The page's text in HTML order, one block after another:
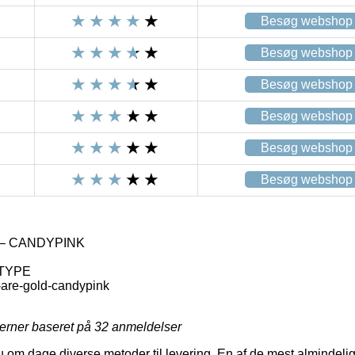
Besøg webshop
Besøg webshop
Besøg webshop
Besøg webshop
Besøg webshop
Besøg webshop
CANDYPINK
gold-candypink
baseret på 32 anmeldelser